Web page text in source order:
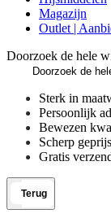
Magazijn
Outlet |
Doorzoek de hele
Sterk in
Persoonlijk
Bewezen
Scherp
Gratis
Terug